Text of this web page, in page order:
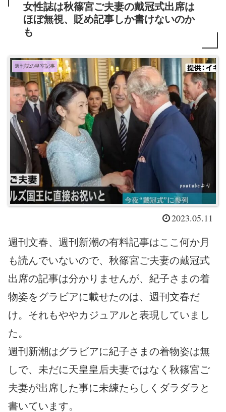
女性誌は秋篠宮ご夫妻の戴冠式出席は
ほぼ無視、貶め記事しか書けないのか
も
週刊誌の皇室記事
2023.05.11
週刊文春、週刊新潮の有料記事はここ何か月
も読んでいないので、秋篠宮ご夫妻の戴冠式
出席の記事は分かりませんが、紀子さまの着
物姿をグラビアに載せたのは、週刊文春だ
け。それもややカジュアルと表現していまし
た。
週刊新潮はグラビアに紀子さまの着物姿は無
しで、未だに天皇皇后夫妻ではなく秋篠宮ご
夫妻が出席した事に未練たらしくダラダラと
書いています。